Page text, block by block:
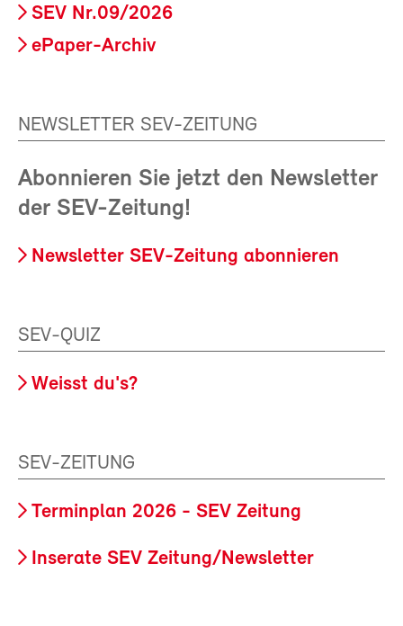
SEV Nr.09/2026
ePaper-Archiv
NEWSLETTER SEV-ZEITUNG
Abonnieren Sie jetzt den Newsletter
der SEV-Zeitung!
Newsletter SEV-Zeitung abonnieren
SEV-QUIZ
Weisst du's?
SEV-ZEITUNG
Terminplan 2026 - SEV Zeitung
Inserate SEV Zeitung/Newsletter